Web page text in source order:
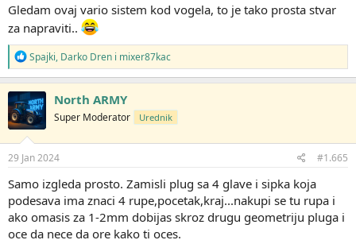
:
Gledam ovaj vario sistem kod vogela, to je tako prosta stvar
za napraviti..
R
e
a
g
o
v
a
n
j
:
Spajki, Darko Dren i mixer87kac
North ARMY
Super Moderator Urednik
29 Jan 2024 #1.665
Samo izgleda prosto. Zamisli plug sa 4 glave i sipka koja
podesava ima znaci 4 rupe,pocetak,kraj...nakupi se tu rupa i
ako omasis za 1-2mm dobijas skroz drugu geometriju pluga i
oce da nece da ore kako ti oces.